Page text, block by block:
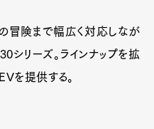
冒険まで幅広く対応しなが
シリーズ。ラインナップを拡
を提供する。